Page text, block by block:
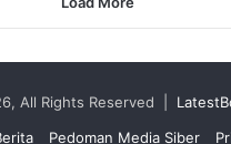
All Rights Reserved |
Pedoman Media Siber